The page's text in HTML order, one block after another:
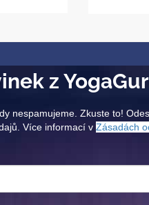
z
nespamujeme. Zkuste to!
Více informací vZásadách